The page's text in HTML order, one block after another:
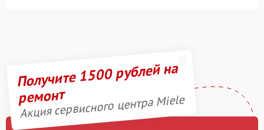
Получите 1500 рублей на
ремонт
Акция сервисного центра Miele